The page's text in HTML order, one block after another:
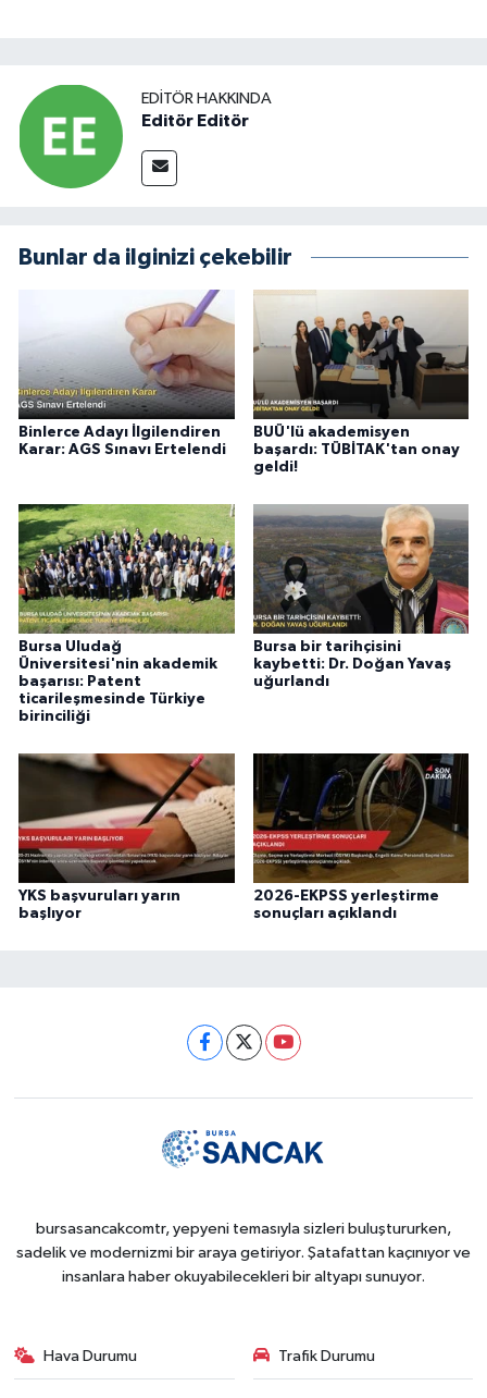
EDITÖR HAKKINDA
Editör Editör
Bunlar da ilginizi çekebilir
Binlerce Adayı İlgilendiren
Karar: AGS Sınavı Ertelendi
BUÜ'lü akademisyen
başardı: TÜBİTAK'tan onay
geldi!
Bursa Uludağ
Üniversitesi'nin akademik
başarısı: Patent
ticarileşmesinde Türkiye
birinciliği
Bursa bir tarihçisini
kaybetti: Dr. Doğan Yavaş
uğurlandı
YKS başvuruları yarın
başlıyor
2026-EKPSS yerleştirme
sonuçları açıklandı
bursasancakcomtr, yepyeni temasıyla sizleri buluştururken,
sadelik ve modernizmi bir araya getiriyor. Şatafattan kaçınıyor ve
insanlara haber okuyabilecekleri bir altyapı sunuyor.
Hava Durumu Trafik Durumu